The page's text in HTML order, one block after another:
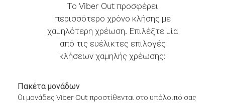
Το Viber Out προσφέρει
περισσότερο χρόνο κλήσης με
χαμηλότερη χρέωση. Επιλέξτε μία
από τις ευέλικτες επιλογές
κλήσεων χαμηλής χρέωσης:
Πακέτα μονάδων
Οι μονάδες Viber Out προστίθενται στο υπόλοιπό σας